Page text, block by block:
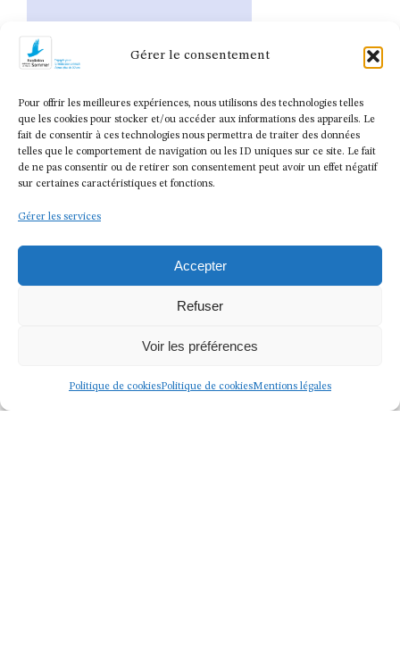
Gérer le consentement
Pour offrir les meilleures expériences, nous utilisons des technologies telles
que les cookies pour stocker et/ou accéder aux informations des appareils. Le
fait de consentir à ces technologies nous permettra de traiter des données
telles que le comportement de navigation ou les ID uniques sur ce site. Le fait
de ne pas consentir ou de retirer son consentement peut avoir un effet négatif
sur certaines caractéristiques et fonctions.
Gérer les services
Accepter
Refuser
Voir les préférences
Politique de cookiesPolitique de cookiesMentions légales